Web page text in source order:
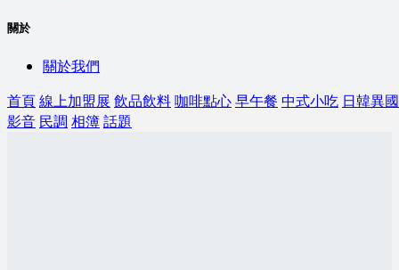
關於
關於我們
首頁線上加盟展 飲品飲料咖啡點心早午餐 中式小吃 日韓異國
影音 民調 相簿話題